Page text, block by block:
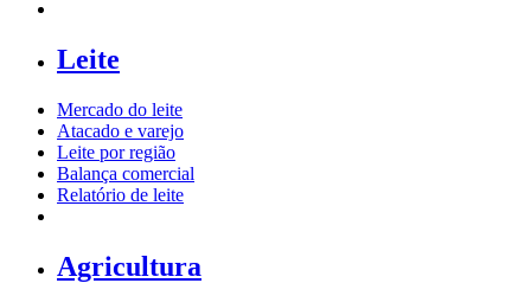
Leite
Mercado do leite
Atacado e varejo
Leite por região
Balança comercial
Relatório de leite
Agricultura